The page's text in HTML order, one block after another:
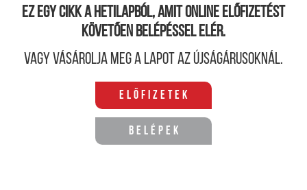
Ez egy cikk a hetilapból, amit online előfizetést
követően belépéssel elér.
Vagy vásárolja meg a lapot az újságárusoknál.
Előfizetek
Belépek